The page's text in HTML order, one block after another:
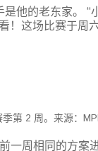
他的老东家。 “
！这场比赛于周
第 2 周。来源：
一周相同的方案进